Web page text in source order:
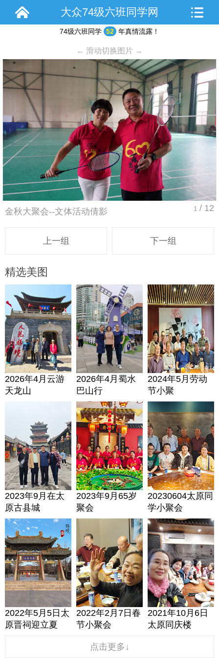
大众74级六班同学网
74级六班同学 52 年真情流露！
← 滑动切换图片 →
1 / 12
金秋大聚会--文体活动倩影
上一组 下一组
精选美图
2026年4月云游
天龙山
2026年4月蜀水
巴山行
2024年5月劳动
节小聚
2023年9月在太
原古县城
2023年9月65岁
聚会
20230604太原同
学小聚会
2022年5月5日太
原晋祠迎立夏
2022年2月7日春
节小聚会
2021年10月6日
太原同庆楼
点击更多↓